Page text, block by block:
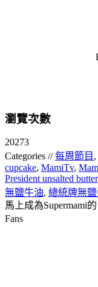
瀏覽次數
20273
Categories //每周節目 ,
cupcake, MamiTv,
President unsalted butter
無鹽牛油, 總統牌無
馬上成為Supermami的
Fans